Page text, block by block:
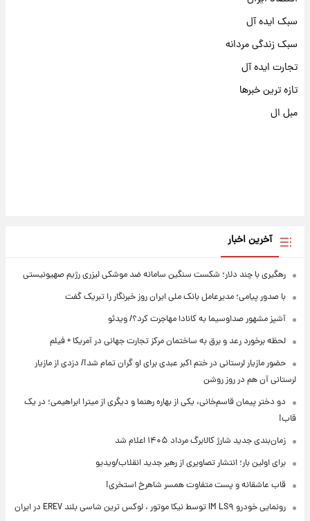
سبک ایده آل
سبک زندگی مردانه
تجارت ایده آل
تازه ترین خبرها
مبل ال
آخرین اخبار
رهگیری با چند دلار؛ شکست سنگین سامانه ضد موشکی لیزری رژیم صهیونیستی
با صدور پیامی؛ مدیرعامل بانک ملی ایران روز خبرنگار را تبریک گفت
آشپز مشهور صداوسیما به کانادا مهاجرت کرد؟/ ویدئو
لحظه برخورد رعد و برق به ساختمان مرکز تجارت جهانی در آمریکا + فیلم
حضور مازیار لرستانی در ختم اکبر عبدی برای او گران تمام شد!/ دزدی از مازیار
لرستانی آن هم در روز روشن
دو دختر پیمان قاسم‌خانی، یکی از بهاره رهنما و دیگری از میترا ابراهیمی؛ در یک
قاب!
زمان‌بندی جدید شارژ کالابرگ مرداد ۱۴۰۵ اعلام شد
برای اولین بار؛ انتشار تصاویری از رهبر جدید انقلاب/ویدیو
قاب عاشقانه و پست متفاوت همسر شاهرخ استخری!
رونمایی خودرو IM LS۹ توسط نیکا موتور ، لوکس ترین شاسی بلند EREV در ایران